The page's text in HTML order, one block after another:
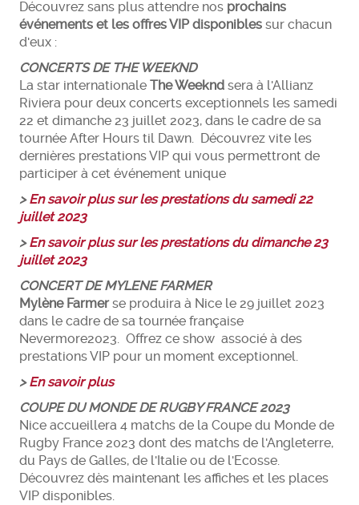
Découvrez sans plus attendre nos prochains
événements et les offres VIP disponibles sur chacun
d'eux :
CONCERTS DE THE WEEKND
La star internationale The Weeknd sera à l'Allianz
Riviera pour deux concerts exceptionnels les samedi
22 et dimanche 23 juillet 2023, dans le cadre de sa
tournée After Hours til Dawn. Découvrez vite les
dernières prestations VIP qui vous permettront de
participer à cet événement unique
>En savoir plus sur les prestations du samedi 22
juillet 2023
>En savoir plus sur les prestations du dimanche 23
juillet 2023
CONCERT DE MYLENE FARMER
Mylène Farmerse produira à Nice le 29 juillet 2023
dans le cadre de sa tournée française
Nevermore2023. Offrez ce show associé à des
prestations VIP pour un moment exceptionnel.
>En savoir plus
COUPE DU MONDE DE RUGBY FRANCE 2023
Nice accueillera 4 matchs de la Coupe du Monde de
Rugby France 2023 dont des matchs de l'Angleterre,
du Pays de Galles, de l'Italie ou de l'Ecosse.
Découvrez dès maintenant les affiches et les places
VIP disponibles.